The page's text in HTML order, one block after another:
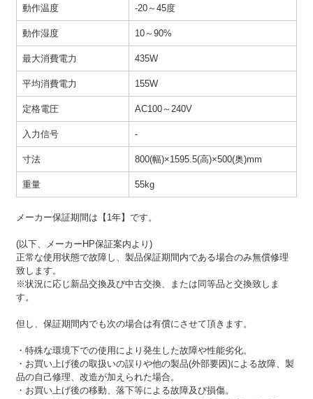
動作温度 -20～45度
動作湿度 10～90%
最大消費電力 435W
平均消費電力 155W
定格電圧 AC100～240V
入力信号 -
寸法 800(幅)×1595.5(高)×500(奥)mm
重量 55kg
メーカー保証期間は【1年】です。
(以下、メーカーHP保証案内より)
正常な使用状態で故障し、製品保証期間内である場合のみ無償修理
致します。
※状況に応じ新品交換及び中古交換、または同等品と交換致しま
す。
但し、保証期間内でも次の場合は有償にさせて頂きます。
・特殊な環境下での使用により発生した故障や性能劣化。
・お買い上げ後の取扱いの誤りや他の製品(外部要因)による故障、製
品の自己修理、改造が加えられた場合。
・お買い上げ後の移動、落下等による故障及び損傷。